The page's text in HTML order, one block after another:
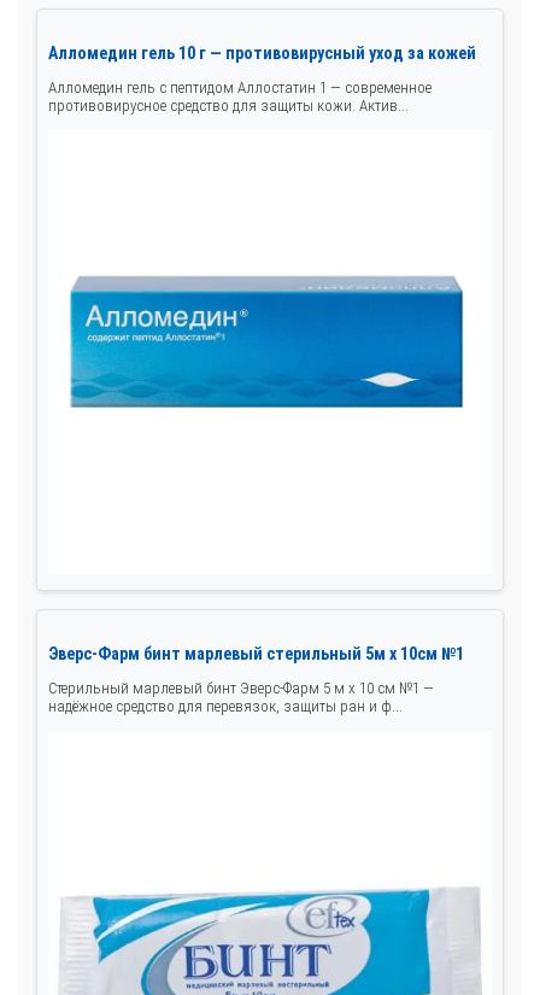
Алломедин гель 10 г — противовирусный уход за кожей
Алломедин гель с пептидом Аллостатин 1 — современное
противовирусное средство для защиты кожи. Актив...
Эверс-Фарм бинт марлевый стерильный 5м х 10см №1
Стерильный марлевый бинт Эверс-Фарм 5 м х 10 см №1 —
надёжное средство для перевязок, защиты ран и ф...